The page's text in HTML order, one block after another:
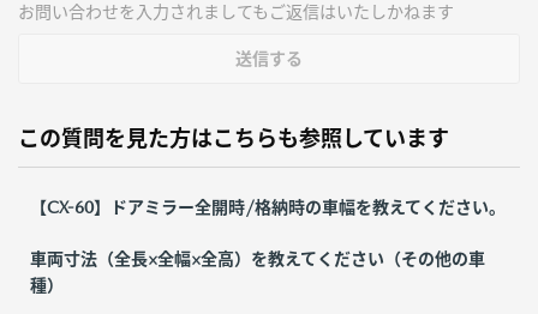
お問い合わせを入力されましてもご返信はいたしかねます
送信する
この質問を見た方はこちらも参照しています
【CX-60】ドアミラー全開時/格納時の車幅を教えてください。
車両寸法（全長×全幅×全高）を教えてください（その他の車
種）